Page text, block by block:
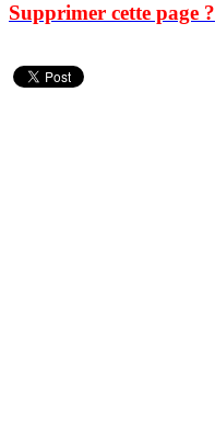
Supprimer cette page ?